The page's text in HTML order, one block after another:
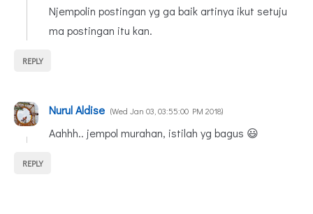
Njempolin postingan yg ga baik artinya ikut setuju
ma postingan itu kan.
REPLY
Nurul Aldise Wed Jan 03, 03:55:00 PM 2018
Aahhh.. jempol murahan, istilah yg bagus 😃
REPLY